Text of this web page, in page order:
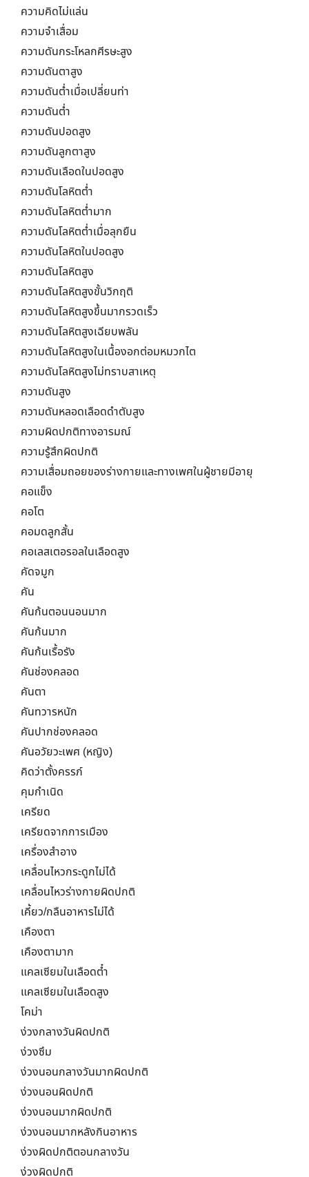
ความคิดไม่แล่น
ความจำเสื่อม
ความดันกระโหลกศีรษะสูง
ความดันตาสูง
ความดันต่ำเมื่อเปลี่ยนท่า
ความดันต่ำ
ความดันปอดสูง
ความดันลูกตาสูง
ความดันเลือดในปอดสูง
ความดันโลหิตต่ำ
ความดันโลหิตต่ำมาก
ความดันโลหิตต่ำเมื่อลุกยืน
ความดันโลหิตในปอดสูง
ความดันโลหิตสูง
ความดันโลหิตสูงขั้นวิกฤติ
ความดันโลหิตสูงขึ้นมากรวดเร็ว
ความดันโลหิตสูงเฉียบพลัน
ความดันโลหิตสูงในเนื้องอกต่อมหมวกไต
ความดันโลหิตสูงไม่ทราบสาเหตุ
ความดันสูง
ความดันหลอดเลือดดำตับสูง
ความผิดปกติทางอารมณ์
ความรู้สึกผิดปกติ
ความเสื่อมถอยของร่างกายและทางเพศในผู้ชายมีอายุ
คอแข็ง
คอโต
คอมดลูกสั้น
คอเลสเตอรอลในเลือดสูง
คัดจมูก
คัน
คันก้นตอนนอนมาก
คันก้นมาก
คันก้นเรื้อรัง
คันช่องคลอด
คันตา
คันทวารหนัก
คันปากช่องคลอด
คันอวัยวะเพศ (หญิง)
คิดว่าตั้งครรภ์
คุมกำเนิด
เครียด
เครียดจากการเมือง
เครื่องสำอาง
เคลื่อนไหวกระดูกไม่ได้
เคลื่อนไหวร่างกายผิดปกติ
เคี้ยว/กลืนอาหารไม่ได้
เคืองตา
เคืองตามาก
แคลเซียมในเลือดต๋ำ
แคลเซียมในเลือดสูง
โคม่า
ง่วงกลางวันผิดปกติ
ง่วงซึม
ง่วงนอนกลางวันมากผิดปกติ
ง่วงนอนผิดปกติ
ง่วงนอนมากผิดปกติ
ง่วงนอนมากหลังกินอาหาร
ง่วงผิดปกติตอนกลางวัน
ง่วงผิดปกติ